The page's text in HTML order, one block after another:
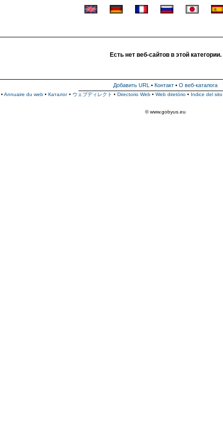
Есть нет веб-сайтов в этой категории.
Добавить URL • Контакт • О веб-каталога
• Annuaire du web • Каталог • ウェブディレクト • Directorio Web • Web diretório • Indice del sito
© www.gobyus.eu